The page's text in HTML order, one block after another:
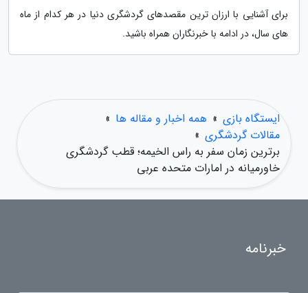
برای آشنایی با ارزان ترین مقصدهای گردشگری دنیا در هر کدام از ماه
های سال، در ادامه با خبرنگاران همراه باشید.
ایستگاه بازی » همه اخبار و مقاله ها »
مقالات گردشگری »
برترین زمان سفر به راس الخیمه؛ قطب گردشگری
خاورمیانه در امارات متحده عربی
خبرنامه